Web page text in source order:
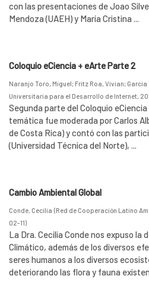
con las presentaciones de Joao
Mendoza (UAEH) y María Cristina ...
Coloquio eCiencia + eArte Parte 2
Naranjo Toro, Miguel; Fritz Roa, Vivian; García
Universitaria para el Desarrollo de Internet,
Segunda parte del Coloquio
temática fue moderada por Carlos
de Costa Rica) y contó con las
(Universidad Técnica del Norte), ...
Cambio Ambiental Global
Conde, Cecilia (Red de Cooperación Latino
02-11)
La Dra. Cecilia Conde nos expuso la
Climático, además de los diversos
seres humanos a los diversos
deteriorando las flora y fauna